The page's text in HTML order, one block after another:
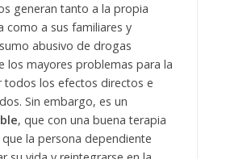
generan tanto a la propia
como a sus familiares y
abusivo de drogas
los mayores problemas para la
todos los efectos directos e
Sin embargo, es un
, que con una buena terapia
la persona dependiente